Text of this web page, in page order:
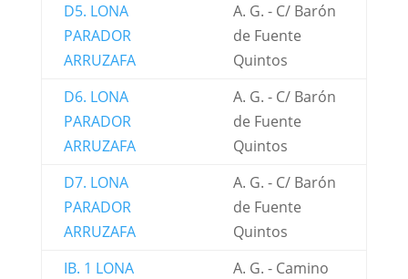
D5. LONA
PARADOR
ARRUZAFA
A. G. - C/ Barón
de Fuente
Quintos
D6. LONA
PARADOR
ARRUZAFA
A. G. - C/ Barón
de Fuente
Quintos
D7. LONA
PARADOR
ARRUZAFA
A. G. - C/ Barón
de Fuente
Quintos
IB. 1 LONA
A. G. - Camino